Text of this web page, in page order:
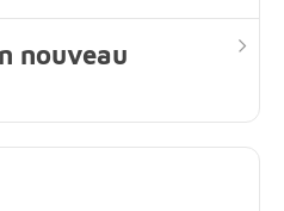
nouveau